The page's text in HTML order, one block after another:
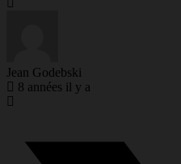
Jean Godebski
8 années il y a